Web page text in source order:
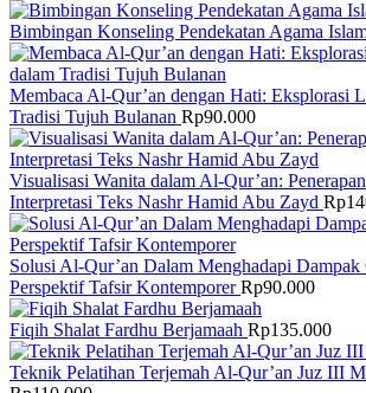
Bimbingan Konseling Pendekatan Agama
Membaca Al-Qur’an dengan Hati: Eksplorasi
Tradisi Tujuh Bulanan Rp90.000
Visualisasi Wanita dalam Al-Qur’an:
Interpretasi Teks Nashr Hamid Abu Zayd Rp
Solusi Al-Qur’an Dalam Menghadapi Dampak
Perspektif Tafsir KontemporerRp90.000
Fiqih Shalat Fardhu Berjamaah Rp135.000
Teknik Pelatihan Terjemah Al-Qur’an Juz III